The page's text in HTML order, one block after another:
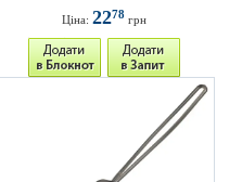
Ціна: 2278 грн